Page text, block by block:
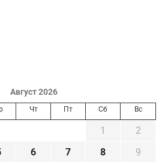
Август 2026
Чт Пт Сб Вс
1
2
6 7 8
9